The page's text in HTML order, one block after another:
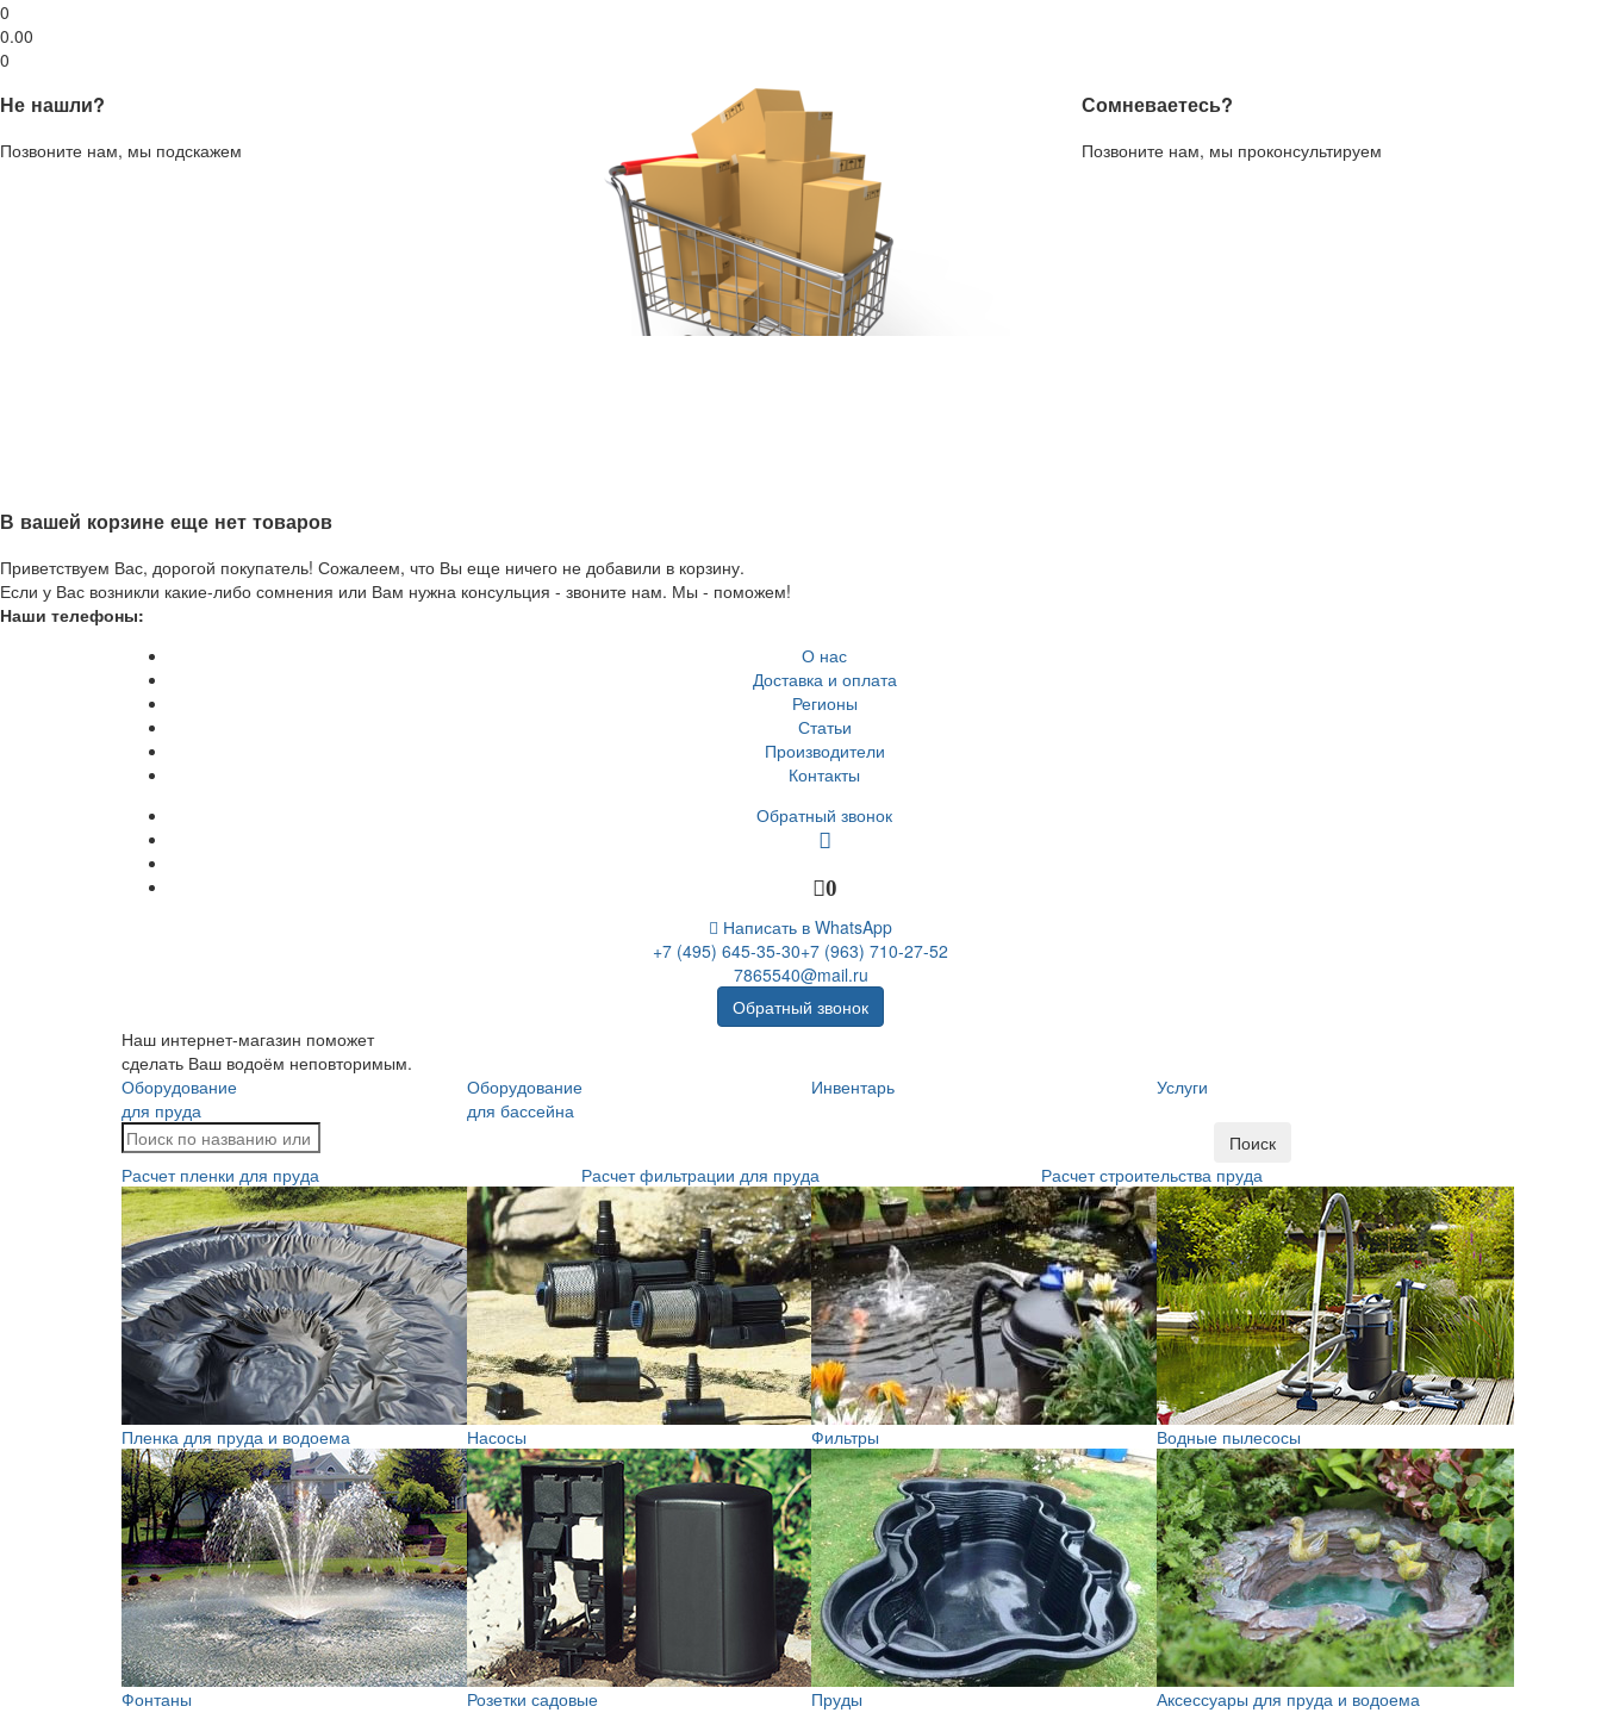
0
0.00
0
Не нашли?
Позвоните нам, мы подскажем
Сомневаетесь?
Позвоните нам, мы проконсультируем
В вашей корзине еще нет товаров
Приветствуем Вас, дорогой покупатель! Сожалеем, что Вы еще ничего не добавили в корзину.
Если у Вас возникли какие-либо сомнения или Вам нужна консульция - звоните нам. Мы - поможем!
Наши телефоны:
О нас
Доставка и оплата
Регионы
Статьи
Производители
Контакты
Обратный звонок
0
Написать в WhatsApp
+7 (495) 645-35-30+7 (963) 710-27-52
7865540@mail.ru
Обратный звонок
Наш интернет-магазин поможет
сделать Ваш водоём неповторимым.
Оборудование
для пруда
Оборудование
для бассейна
Инвентарь Услуги
Поиск
Расчет пленки для пруда
Расчет фильтрации для пруда Расчет строительства пруда
Пленка для пруда и водоема Насосы Фильтры Водные пылесосы
Фонтаны Розетки садовые Пруды
Аксессуары для пруда и водоема